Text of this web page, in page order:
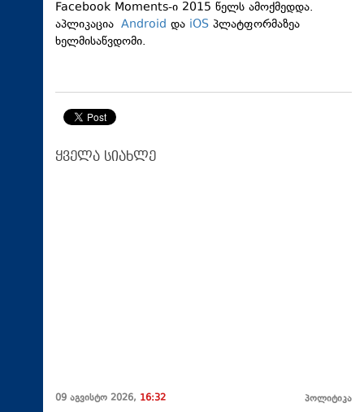
Facebook Moments-ი 2015 წელს ამოქმედდა.
აპლიკაცია Android და iOS პლატფორმაზეა
ხელმისაწვდომი.
ყველა სიახლე
09 აგვისტო 2026, 16:32 პოლიტიკა